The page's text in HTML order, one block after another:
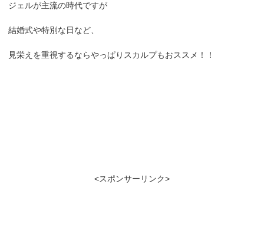
ジェルが主流の時代ですが
結婚式や特別な日など、
見栄えを重視するならやっぱりスカルプもおススメ！！
<スポンサーリンク>